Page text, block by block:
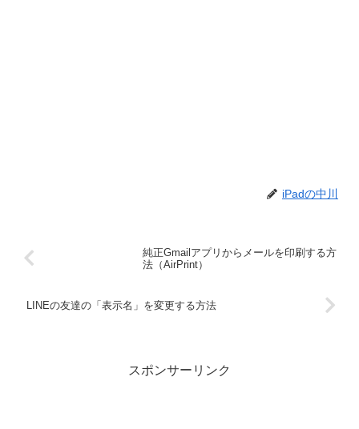
iPadの中川
純正Gmailアプリからメールを印刷する方
法（AirPrint）
LINEの友達の「表示名」を変更する方法
スポンサーリンク